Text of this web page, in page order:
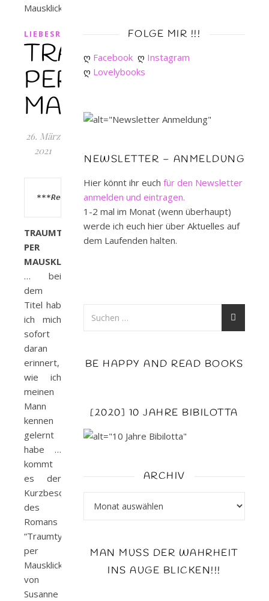
LIEBESROMAN
TRAUMTYP
PER
MAUSKLICK
26. März
2021
***Rezensionsexemplar***
TRAUMTYP
PER
MAUSKLICK
… bei
dem
Titel hab
ich mich
sofort
daran
erinnert,
wie ich
meinen
Mann
kennen
gelernt
habe …
kommt
es der
Kurzbeschreibung
des
Romans
“Traumtyp
per
Mausklick”
von
Susanne
FOLGE MIR !!!
ღ Facebook ღ Instagram
ღ Lovelybooks
NEWSLETTER – ANMELDUNG
Hier könnt ihr euch für den Newsletter
anmelden und eintragen.
1-2 mal im Monat (wenn überhaupt)
werde ich euch hier über Aktuelles auf
dem Laufenden halten.
BE HAPPY AND READ BOOKS
[2020] 10 JAHRE BIBILOTTA
ARCHIV
MAN MUSS DER WAHRHEIT
INS AUGE BLICKEN!!!